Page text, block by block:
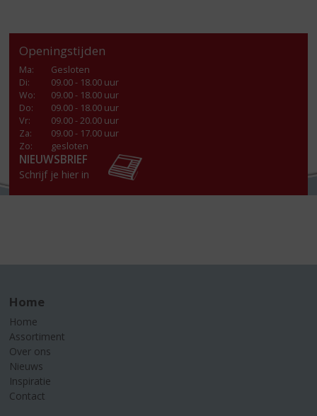
Openingstijden
Ma:
Gesloten
Di:
09.00 - 18.00 uur
Wo:
09.00 - 18.00 uur
Do:
09.00 - 18.00 uur
Vr:
09.00 - 20.00 uur
Za:
09.00 - 17.00 uur
Zo:
gesloten
NIEUWSBRIEF
Schrijf je hier in
Home
Home
Assortiment
Over ons
Nieuws
Inspiratie
Contact